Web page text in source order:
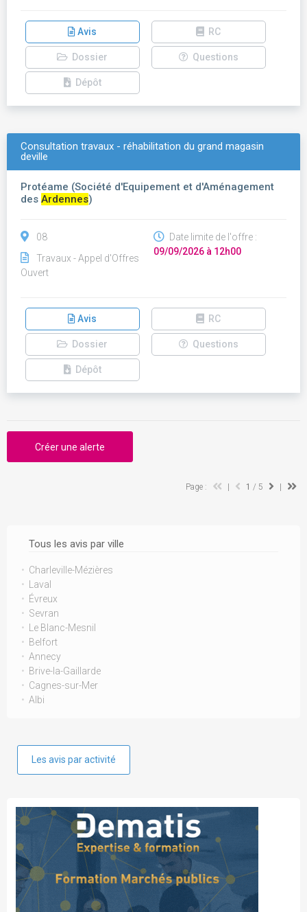
Tous les avis par ville
Charleville-Mézières
Laval
Évreux
Sevran
Le Blanc-Mesnil
Belfort
Annecy
Brive-la-Gaillarde
Cagnes-sur-Mer
Albi
Les avis par activité
Avis RC
Dossier Questions
Dépôt
Consultation travaux - réhabilitation du grand magasin
deville
Protéame (Société d'Equipement et d'Aménagement
des Ardennes)
08
Travaux - Appel d'Offres
Ouvert
Date limite de l'offre :
09/09/2026 à 12h00
Avis RC
Dossier Questions
Dépôt
Créer une alerte
Page : 1 / 5